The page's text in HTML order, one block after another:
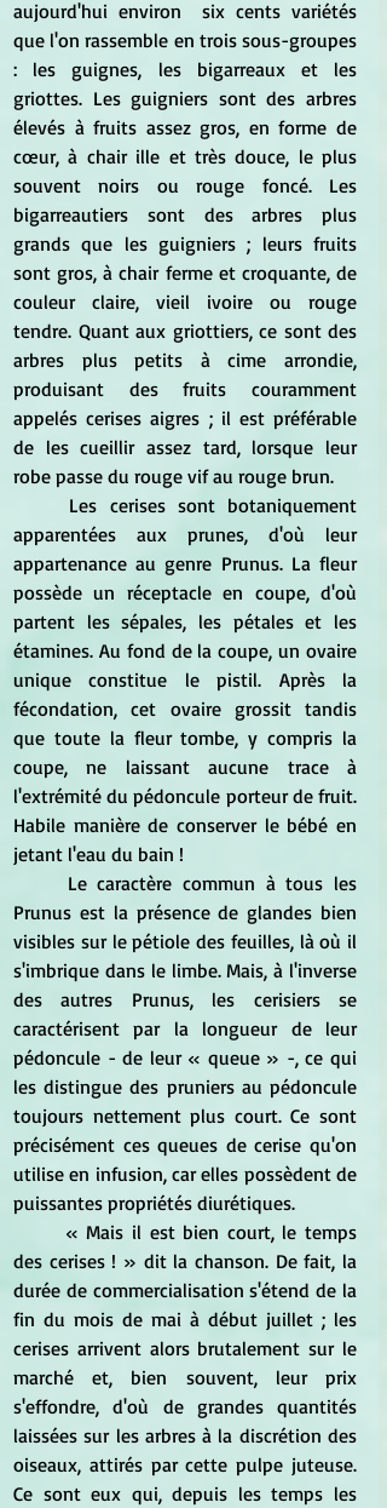
aujourd'hui environ  six cents variétés
que l'on rassemble en trois sous-groupes
: les guignes, les bigarreaux et les
griottes. Les guigniers sont des arbres
élevés à fruits assez gros, en forme de
cœur, à chair ille et très douce, le plus
souvent noirs ou rouge foncé. Les
bigarreautiers sont des arbres plus
grands que les guigniers ; leurs fruits
sont gros, à chair ferme et croquante, de
couleur claire, vieil ivoire ou rouge
tendre. Quant aux griottiers, ce sont des
arbres plus petits à cime arrondie,
produisant des fruits couramment
appelés cerises aigres ; il est préférable
de les cueillir assez tard, lorsque leur
robe passe du rouge vif au rouge brun.
apparentées aux prunes, d'où leur
appartenance au genre Prunus. La fleur
possède un réceptacle en coupe, d'où
partent les sépales, les pétales et les
étamines. Au fond de la coupe, un ovaire
unique constitue le pistil. Après la
fécondation, cet ovaire grossit tandis
que toute la fleur tombe, y compris la
coupe, ne laissant aucune trace à
l'extrémité du pédoncule porteur de fruit.
Habile manière de conserver le bébé en
jetant l'eau du bain !
Prunus est la présence de glandes bien
visibles sur le pétiole des feuilles, là où il
s'imbrique dans le limbe. Mais, à l'inverse
des autres Prunus, les cerisiers se
caractérisent par la longueur de leur
pédoncule - de leur « queue » -, ce qui
les distingue des pruniers au pédoncule
toujours nettement plus court. Ce sont
précisément ces queues de cerise qu'on
utilise en infusion, car elles possèdent de
puissantes propriétés diurétiques.
des cerises ! » dit la chanson. De fait, la
durée de commercialisation s'étend de la
fin du mois de mai à début juillet ; les
cerises arrivent alors brutalement sur le
marché et, bien souvent, leur prix
s'effondre, d'où de grandes quantités
laissées sur les arbres à la discrétion des
oiseaux, attirés par cette pulpe juteuse.
Ce sont eux qui, depuis les temps les